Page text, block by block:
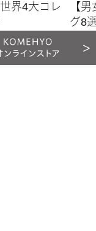
界4大コレ
【
グ8